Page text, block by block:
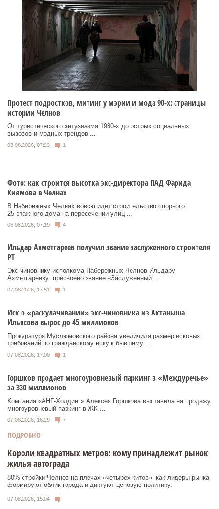
Протест подростков, митинг у мэрии и мода 90-х: страницы
истории Челнов
От туристического энтузиазма 1980‑х до острых социальных
вызовов и модных трендов ...
08.08.2026, 07:23 1
Фото: как строится высотка экс-директора ПАД Фарида
Киямова в Челнах
В Набережных Челнах вовсю идет строительство спорного
25‑этажного дома на пересечении улиц ...
08.08.2026, 07:19 4
Ильдар Ахметгареев получил звание заслуженного строителя
РТ
Экс‑чиновнику исполкома Набережных Челнов Ильдару
Ахметгарееву присвоено звание «Заслуженный ...
07.08.2026, 17:51 1
Иск о «раскулачивании» экс-чиновника из Актаныша
Ильясова вырос до 45 миллионов
Прокуратура Муслюмовского района увеличила размер исковых
требований по гражданскому иску к бывшему ...
07.08.2026, 17:00 1
Горшков продает многоуровневый паркинг в «Междуречье»
за 330 миллионов
Компания «АНГ-Холдинг» Алексея Горшкова выставила на продажу
многоуровневый паркинг в ЖК ...
07.08.2026, 16:29 7
ПОДРОБНО
Короли квадратных метров: кому принадлежит рынок
жилья автограда
80% стройки Челнов на плечах «четырех китов»: как лидеры рынка
формируют облик города и диктуют ценовую политику.
07.08.2026, 15:04